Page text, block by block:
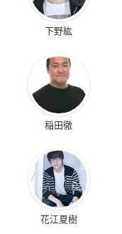
下野紘
稲田徹
花江夏樹